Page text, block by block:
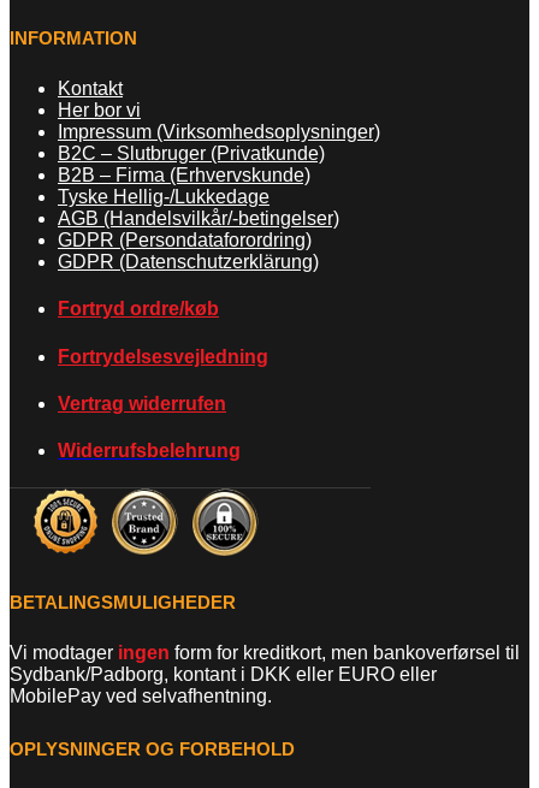
INFORMATION
Kontakt
Her bor vi
Impressum (Virksomhedsoplysninger)
B2C – Slutbruger (Privatkunde)
B2B – Firma (Erhvervskunde)
Tyske Hellig-/Lukkedage
AGB (Handelsvilkår/-betingelser)
GDPR (Persondataforordring)
GDPR (Datenschutzerklärung)
Fortryd ordre/køb
Fortrydelsesvejledning
Vertrag widerrufen
Widerrufsbelehrung
BETALINGSMULIGHEDER
Vi modtager ingen form for kreditkort, men bankoverførsel til
Sydbank/Padborg, kontant i DKK eller EURO eller
MobilePay ved selvafhentning.
OPLYSNINGER OG FORBEHOLD